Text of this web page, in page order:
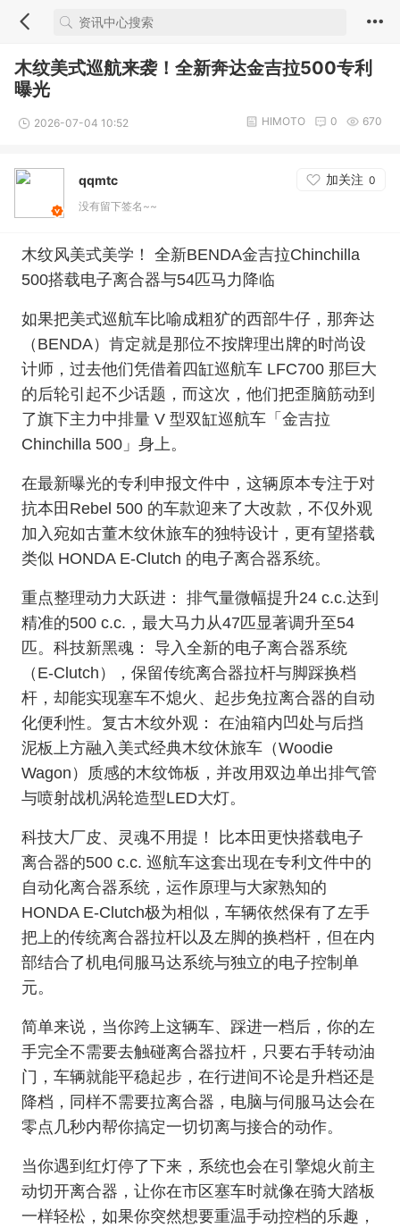
木纹美式巡航来袭！全新奔达金吉拉500专利
曝光
2026-07-04 10:52 670
0
HIMOTO
qqmtc 加关注 0
没有留下签名~~
木纹风美式美学！ 全新BENDA金吉拉Chinchilla
500搭载电子离合器与54匹马力降临
如果把美式巡航车比喻成粗犷的西部牛仔，那奔达
（BENDA）肯定就是那位不按牌理出牌的时尚设
计师，过去他们凭借着四缸巡航车 LFC700 那巨大
的后轮引起不少话题，而这次，他们把歪脑筋动到
了旗下主力中排量 V 型双缸巡航车「金吉拉
Chinchilla 500」身上。
在最新曝光的专利申报文件中，这辆原本专注于对
抗本田Rebel 500 的车款迎来了大改款，不仅外观
加入宛如古董木纹休旅车的独特设计，更有望搭载
类似 HONDA E-Clutch 的电子离合器系统。
重点整理动力大跃进： 排气量微幅提升24 c.c.达到
精准的500 c.c.，最大马力从47匹显著调升至54
匹。科技新黑魂： 导入全新的电子离合器系统
（E-Clutch），保留传统离合器拉杆与脚踩换档
杆，却能实现塞车不熄火、起步免拉离合器的自动
化便利性。复古木纹外观： 在油箱内凹处与后挡
泥板上方融入美式经典木纹休旅车（Woodie
Wagon）质感的木纹饰板，并改用双边单出排气管
与喷射战机涡轮造型LED大灯。
科技大厂皮、灵魂不用提！ 比本田更快搭载电子
离合器的500 c.c. 巡航车这套出现在专利文件中的
自动化离合器系统，运作原理与大家熟知的
HONDA E-Clutch极为相似，车辆依然保有了左手
把上的传统离合器拉杆以及左脚的换档杆，但在内
部结合了机电伺服马达系统与独立的电子控制单
元。
简单来说，当你跨上这辆车、踩进一档后，你的左
手完全不需要去触碰离合器拉杆，只要右手转动油
门，车辆就能平稳起步，在行进间不论是升档还是
降档，同样不需要拉离合器，电脑与伺服马达会在
零点几秒内帮你搞定一切切离与接合的动作。
当你遇到红灯停了下来，系统也会在引擎熄火前主
动切开离合器，让你在市区塞车时就像在骑大踏板
一样轻松，如果你突然想要重温手动控档的乐趣，